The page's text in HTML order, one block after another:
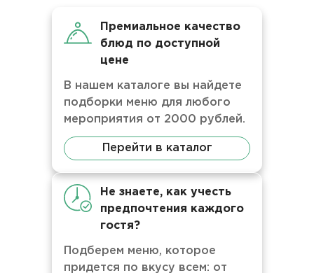
Премиальное качество
блюд по доступной
цене
В нашем каталоге вы найдете
подборки меню для любого
мероприятия от 2000 рублей.
Перейти в каталог
Не знаете, как учесть
предпочтения каждого
гостя?
Подберем меню, которое
придется по вкусу всем: от